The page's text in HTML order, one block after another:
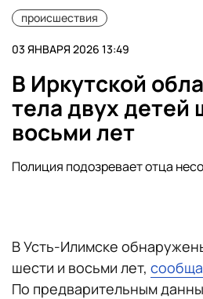
происшествия
03 ЯНВАРЯ 2026 13:49
В Иркутской
тела двух детей
восьми лет
Полиция подозревает отца
В Усть-Илимске
шести и восьми лет,
По предварительным